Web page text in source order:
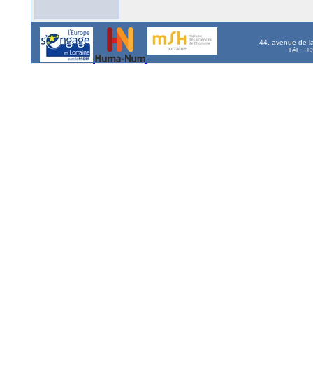
44, avenue de
Tél. :